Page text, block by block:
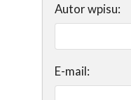
Autor wpisu:
E-mail: